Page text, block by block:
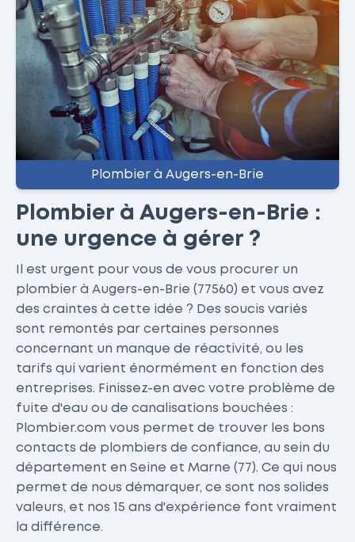
Plombier à Augers-en-Brie
Plombier à Augers-en-Brie :
une urgence à gérer ?
Il est urgent pour vous de vous procurer un
plombier à Augers-en-Brie (77560) et vous avez
des craintes à cette idée ? Des soucis variés
sont remontés par certaines personnes
concernant un manque de réactivité, ou les
tarifs qui varient énormément en fonction des
entreprises. Finissez-en avec votre problème de
fuite d'eau ou de canalisations bouchées :
Plombier.com vous permet de trouver les bons
contacts de plombiers de confiance, au sein du
département en Seine et Marne (77). Ce qui nous
permet de nous démarquer, ce sont nos solides
valeurs, et nos 15 ans d'expérience font vraiment
la différence.